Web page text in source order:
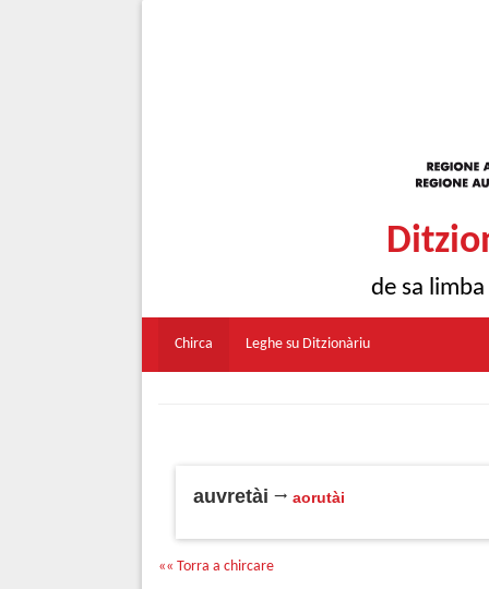
de sa
Chirca Leghe su Ditzionàriu
auvretài aorutài
«« Torra a chircare